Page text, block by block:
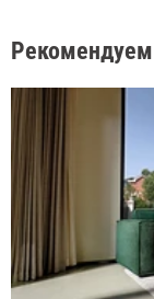
Рекомендуем